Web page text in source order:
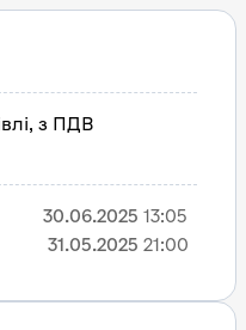
з ПДВ
30.06.2025 13:05
31.05.2025 21:00